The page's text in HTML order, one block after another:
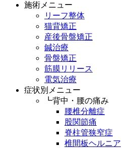
施術メニュー
リーフ整体
猫背矯正
産後骨盤矯正
鍼治療
骨盤矯正
筋膜リリース
電気治療
症状別メニュー
┗背中・腰の痛み
腰椎分離症
股関節痛
脊柱管狭窄症
椎間板ヘルニア